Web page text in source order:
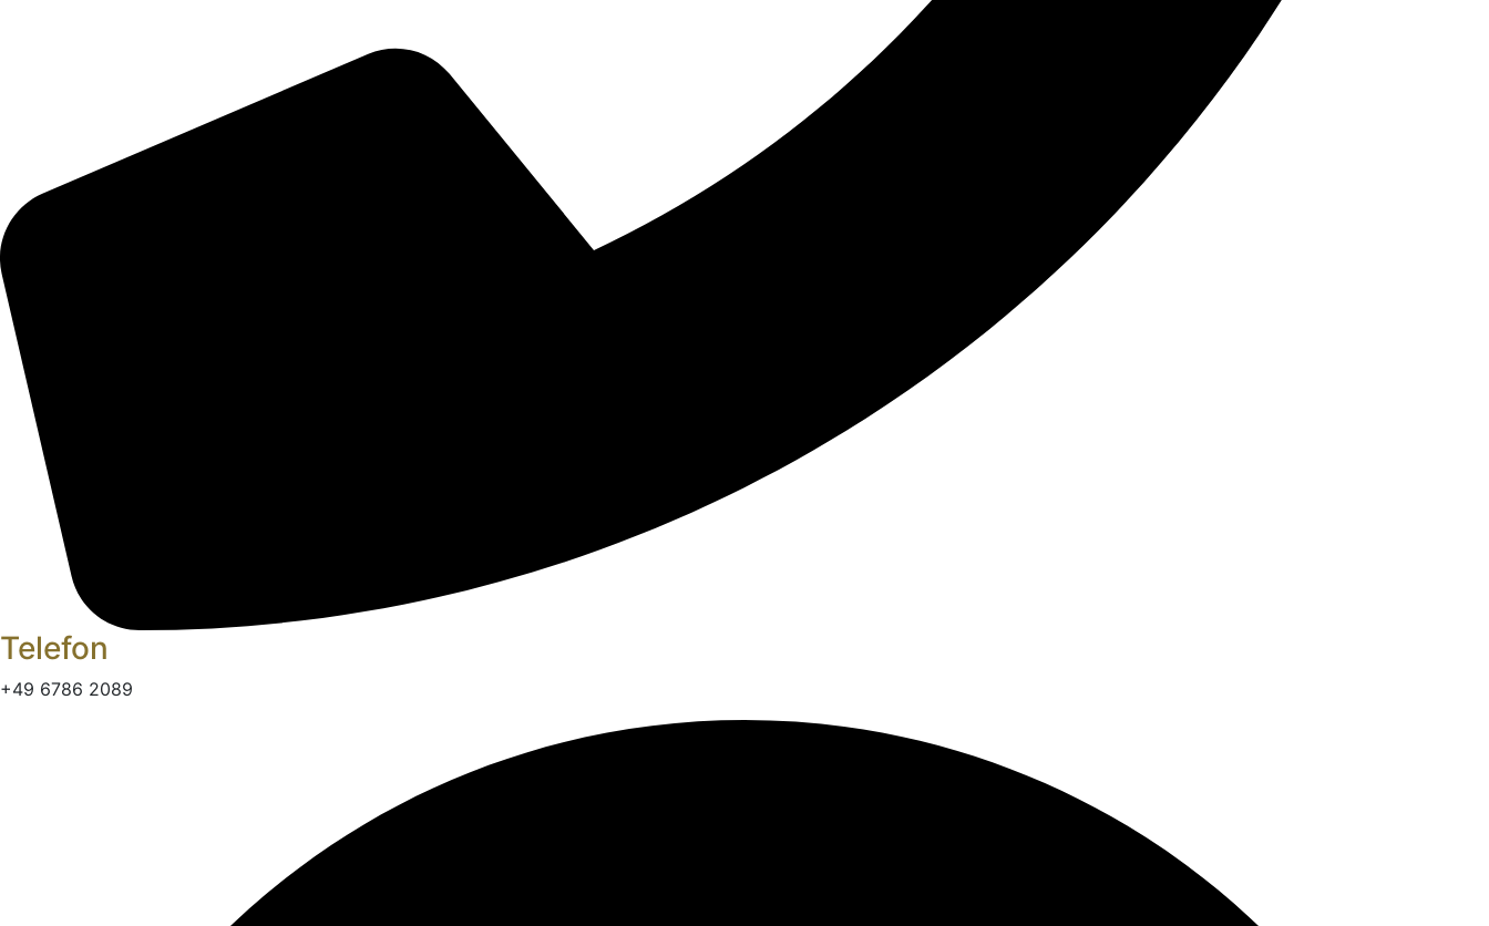
Telefon
+49 6786 2089